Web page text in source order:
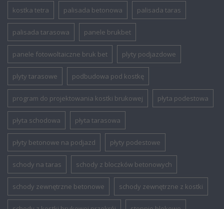
kostka tetra palisada betonowa palisada taras
palisada tarasowa panele brukbet
panele fotowoltaiczne bruk bet plyty podjazdowe
plyty tarasowe podbudowa pod kostkę
program do projektowania kostki brukowej płyta podestowa
płyta schodowa płyta tarasowa
płyty betonowe na podjazd płyty podestowe
schody na taras schody z bloczków betonowych
schody zewnętrzne betonowe schody zewnętrzne z kostki